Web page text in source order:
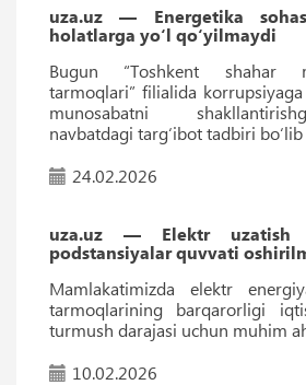
uza.uz — Energetika
holatlarga yo‘l qo‘yilmaydi
Bugun “Toshkent shahar
tarmoqlari” filialida
munosabatni
navbatdagi targ‘ibot tadbiri bo‘lib
24.02.2026
uza.uz — Elektr uzatish
podstansiyalar quvvati
Mamlakatimizda elektr
tarmoqlarining barqarorligi
turmush darajasi uchun muhim
10.02.2026